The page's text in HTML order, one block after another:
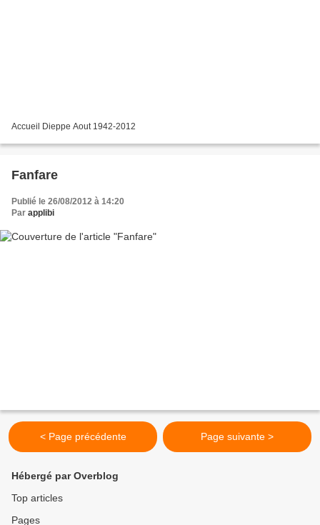
Accueil Dieppe Aout 1942-2012
Fanfare
Publié le 26/08/2012 à 14:20
Par applibi
< Page précédente Page suivante >
Hébergé par Overblog
Top articles
Pages